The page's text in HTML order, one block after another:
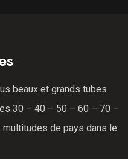
beaux et grands tubes
30 – 40 – 50 – 60 – 70 –
de pays dans le